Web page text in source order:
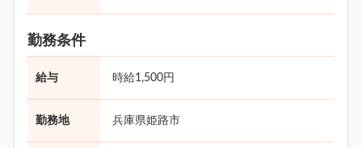
勤務条件
給与 時給1,500円
勤務地 兵庫県姫路市